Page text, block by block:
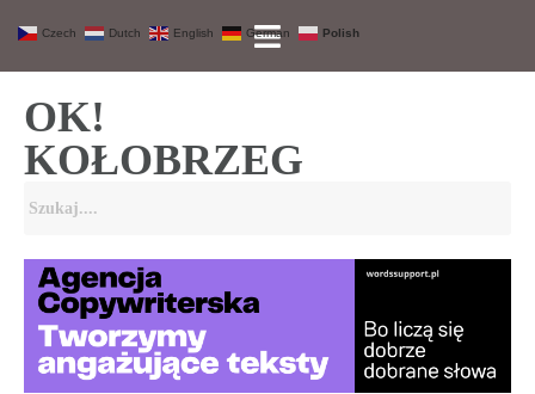
OK!
KOŁOBRZEG
Czech Dutch English German Polish